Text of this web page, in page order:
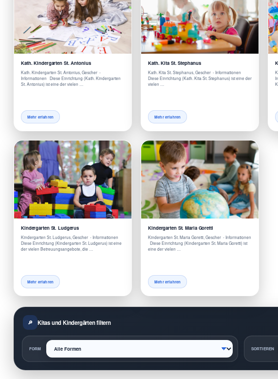
Kath. Kindergarten St. Antonius
Kath. Kindergarten St. Antonius, Gescher -
Informationen Diese Einrichtung (Kath. Kindergarten
St. Antonius) ist eine der vielen …
Mehr erfahren
Kath. Kita St. Stephanus
Kath. Kita St. Stephanus, Gescher - Informationen
Diese Einrichtung (Kath. Kita St. Stephanus) ist eine der
vielen …
Mehr erfahren
Kindergarten St. Ludgerus
Kindergarten St. Ludgerus, Gescher - Informationen
Diese Einrichtung (Kindergarten St. Ludgerus) ist eine
der vielen Betreuungsangebote, die …
Mehr erfahren
Kindergarten St. Maria Goretti
Kindergarten St. Maria Goretti, Gescher - Informationen
Diese Einrichtung (Kindergarten St. Maria Goretti) ist
eine der vielen …
Mehr erfahren
Kitas und Kindergärten filtern
FORM SORTIEREN